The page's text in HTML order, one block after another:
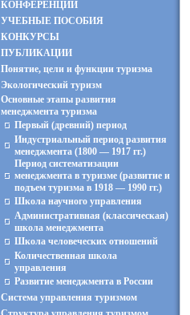
КОНФЕРЕНЦИИ
УЧЕБНЫЕ ПОСОБИЯ
КОНКУРСЫ
ПУБЛИКАЦИИ
Понятие, цели и функции туризма
Экологический туризм
Основные этапы развития
менеджмента туризма
Первый (древний) период
Индустриальный период развития
менеджмента (1800 — 1917 гг.)
Период систематизации
менеджмента в туризме (развитие и
подъем туризма в 1918 — 1990 гг.)
Школа научного управления
Административная (классическая)
школа менеджмента
Школа человеческих отношений
Количественная школа
управления
Развитие менеджмента в России
Система управления туризмом